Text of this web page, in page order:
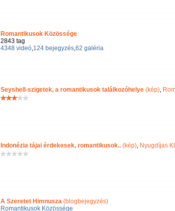
Romantikusok Közössége
2843 tag
4348 videó,124 bejegyzés,62 galéria
Seyshell-szigetek, a romantikusok találkozóhelye(kép),
Indonézia tájai érdekesek, romantikusok..(kép), Nyugdíjas
A Szeretet Himnusza(blogbejegyzés)
Romantikusok Közössége